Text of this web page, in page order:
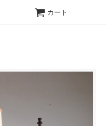
カート